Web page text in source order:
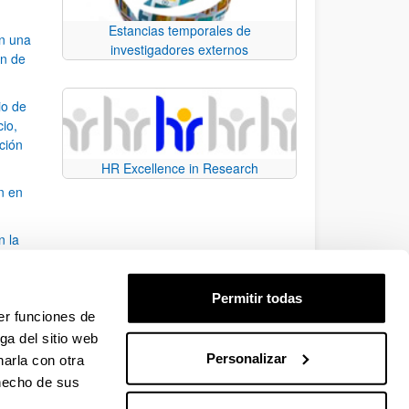
funciones de
del sitio web
con otra
de sus
Permitir todas
Personalizar
una
de
de
en
la
desplazarse.
Estancias temporales de
investigadores externos
HR Excellence in Research